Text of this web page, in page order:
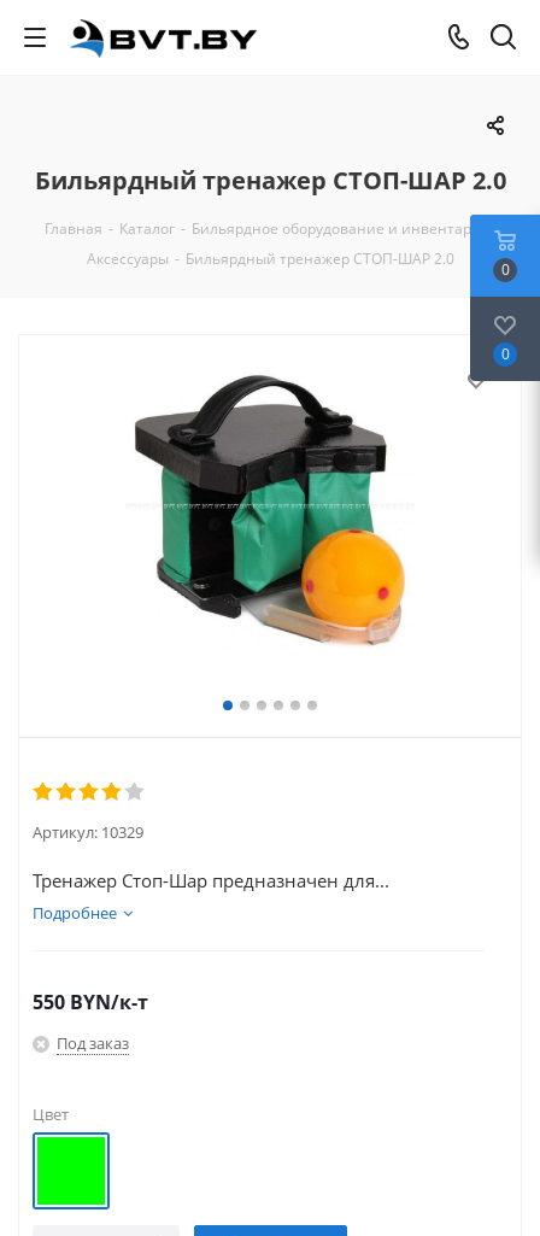
Бильярдный тренажер СТОП-ШАР 2.0
Главная - Каталог - Бильярдное оборудование и инвентарь
Аксессуары - Бильярдный тренажер СТОП-ШАР 2.0
Артикул: 10329
Тренажер Стоп-Шар предназначен для...
Подробнее
550 BYN/к-т
Под заказ
Цвет
0
0